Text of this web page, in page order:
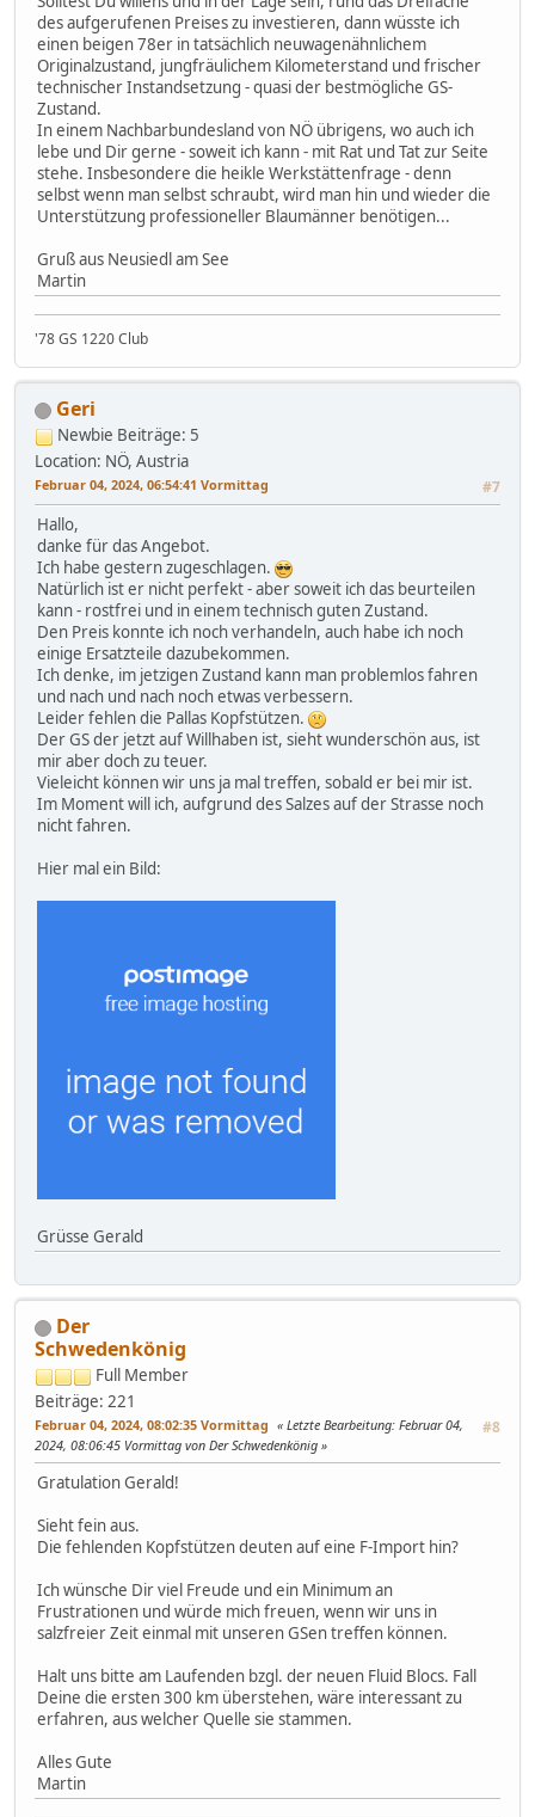
des aufgerufenen Preises zu investieren, dann wüsste ich
einen beigen 78er in tatsächlich neuwagenähnlichem
Originalzustand, jungfräulichem Kilometerstand und frischer
technischer Instandsetzung - quasi der bestmögliche GS-
Zustand.
In einem Nachbarbundesland von NÖ übrigens, wo auch ich
lebe und Dir gerne - soweit ich kann - mit Rat und Tat zur Seite
stehe. Insbesondere die heikle Werkstättenfrage - denn
selbst wenn man selbst schraubt, wird man hin und wieder die
Unterstützung professioneller Blaumänner benötigen...
Gruß aus Neusiedl am See
Martin
'78 GS 1220 Club
Geri
Newbie Beiträge: 5
Location: NÖ, Austria
Februar 04, 2024, 06:54:41 Vormittag #7
Hallo,
danke für das Angebot.
Ich habe gestern zugeschlagen.
Natürlich ist er nicht perfekt - aber soweit ich das beurteilen
kann - rostfrei und in einem technisch guten Zustand.
Den Preis konnte ich noch verhandeln, auch habe ich noch
einige Ersatzteile dazubekommen.
Ich denke, im jetzigen Zustand kann man problemlos fahren
und nach und nach noch etwas verbessern.
Leider fehlen die Pallas Kopfstützen.
Der GS der jetzt auf Willhaben ist, sieht wunderschön aus, ist
mir aber doch zu teuer.
Vieleicht können wir uns ja mal treffen, sobald er bei mir ist.
Im Moment will ich, aufgrund des Salzes auf der Strasse noch
nicht fahren.
Hier mal ein Bild:
Grüsse Gerald
Der
Schwedenkönig
Full Member
Beiträge: 221
Februar 04, 2024, 08:02:35 Vormittag #8
Letzte Bearbeitung: Februar 04,
2024, 08:06:45 Vormittag von Der Schwedenkönig
Gratulation Gerald!
Sieht fein aus.
Die fehlenden Kopfstützen deuten auf eine F-Import hin?
Ich wünsche Dir viel Freude und ein Minimum an
Frustrationen und würde mich freuen, wenn wir uns in
salzfreier Zeit einmal mit unseren GSen treffen können.
Halt uns bitte am Laufenden bzgl. der neuen Fluid Blocs. Fall
Deine die ersten 300 km überstehen, wäre interessant zu
erfahren, aus welcher Quelle sie stammen.
Alles Gute
Martin